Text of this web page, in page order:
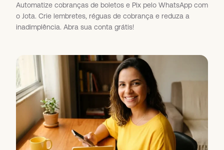
Automatize cobranças de boletos e Pix pelo WhatsApp com
o Jota. Crie lembretes, réguas de cobrança e reduza a
inadimplência. Abra sua conta grátis!